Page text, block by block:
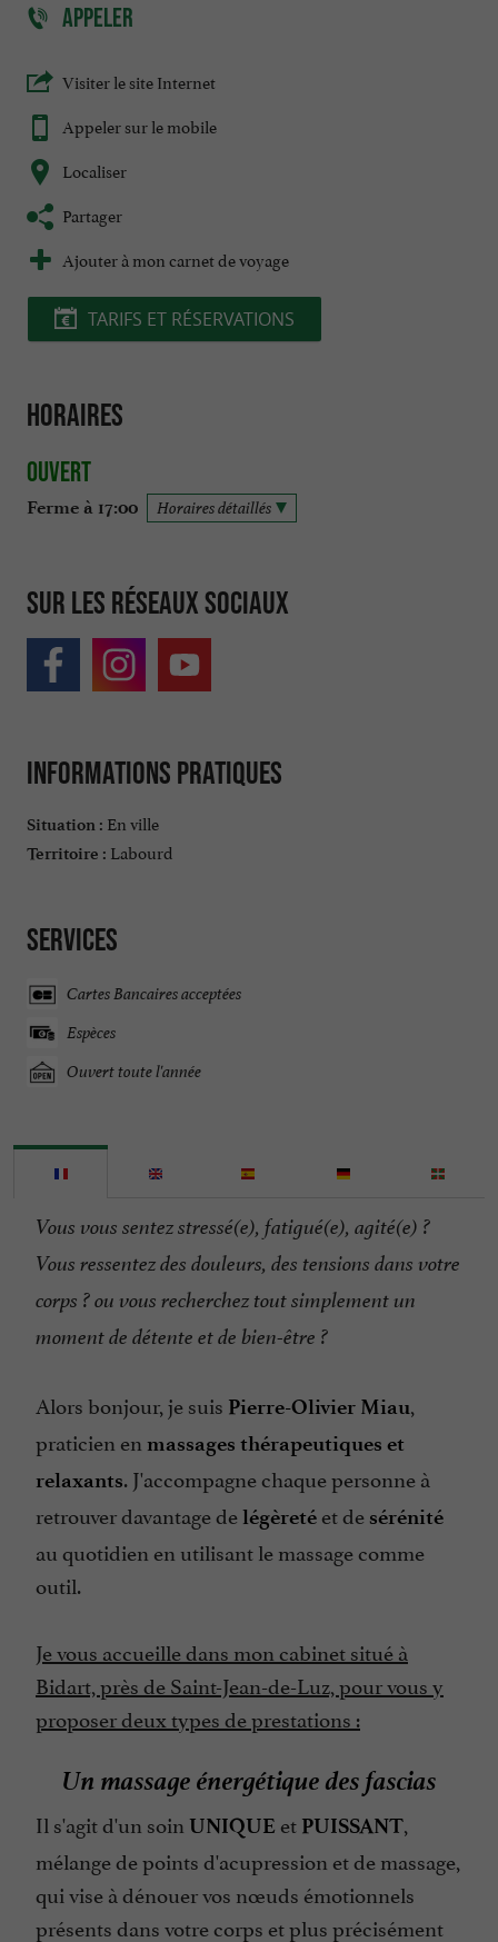
APPELER
Visiter le site Internet
Appeler sur le mobile
Localiser
Partager
Ajouter à mon carnet de voyage
TARIFS ET RÉSERVATIONS
Horaires
Ouvert
Ferme à 17:00 Horaires détaillés
Sur les réseaux sociaux
Informations pratiques
Situation : En ville
Territoire : Labourd
Services
Cartes Bancaires acceptées
Espèces
Ouvert toute l'année
Vous vous sentez stressé(e), fatigué(e), agité(e) ?
Vous ressentez des douleurs, des tensions dans votre
corps ? ou vous recherchez tout simplement un
moment de détente et de bien-être ?
Alors bonjour, je suis Pierre-Olivier Miau,
praticien en massages thérapeutiques et
relaxants. J'accompagne chaque personne à
retrouver davantage delégèreté et de sérénité
au quotidien en utilisant le massage comme
outil.
Je vous accueille dans mon cabinet situé à
Bidart, près de Saint-Jean-de-Luz, pour vous y
proposer deux types de prestations :
Un massage énergétique des fascias
Il s'agit d'un soin UNIQUE et PUISSANT
mélange de points d'acupression et de massage,
qui vise à dénouer vos nœuds émotionnels
présents dans votre corps et plus précisément